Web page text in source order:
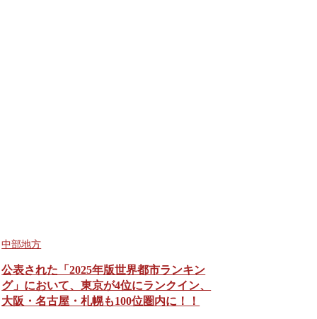
中部地方
公表された「2025年版世界都市ランキン
グ」において、東京が4位にランクイン、
大阪・名古屋・札幌も100位圏内に！！